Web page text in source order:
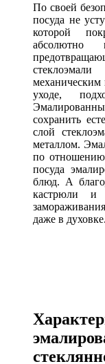
По своей
посуда не
которой
абсолютно
механическим
уходе,
сохранить
слой
металлом.
по
посуда
блюд. А
кастрюли и
даже в духовке.